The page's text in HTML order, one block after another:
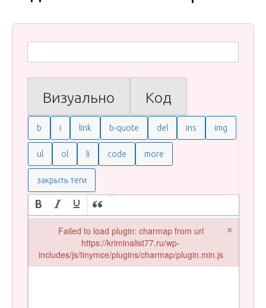
Визуально Код
Failed to load plugin: charmap from url
https://kriminalist77.ru/wp-
includes/js/tinymce/plugins/charmap/plugin.min.js
×
Failed to load plugin: charmap from url https://